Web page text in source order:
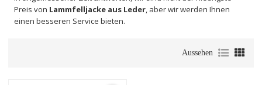
Preis von Lammfelljacke aus Leder, aber wir werden Ihnen
einen besseren Service bieten.
Aussehen